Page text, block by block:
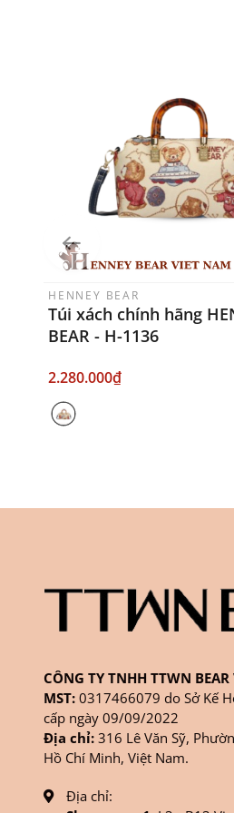
HENNEY BEAR
Túi xách chính hãng
BEAR - H-1136
2.280.000₫
CÔNG TY TNHH TTWN
MST: 0317466079 do Sở Kế
cấp ngày 09/09/2022
Địa chỉ: 316 Lê Văn Sỹ,
Hồ Chí Minh, Việt Nam.
Địa chỉ: